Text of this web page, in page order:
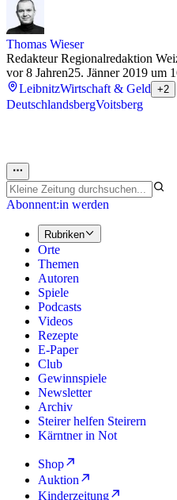
Thomas Wieser
Redakteur Regionalredaktion
vor 8 Jahren25. Jänner 2019 um
LeibnitzWirtschaft & Geld +2
DeutschlandsbergVoitsberg
Abonnent:in werden
Rubriken
Orte
Themen
Autoren
Spiele
Podcasts
Videos
Rezepte
E-Paper
Club
Gewinnspiele
Newsletter
Archiv
Steirer helfen Steirern
Kärntner in Not
Shop
Auktion
Kinderzeitung